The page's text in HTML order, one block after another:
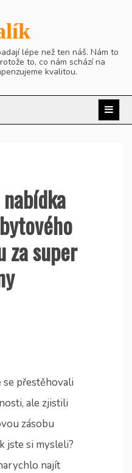
lépe než ten náš. Nám to
to, co nám schází na
kvalitou.
super
se přestěhovali
ale zjistili
zásobu
jste si mysleli?
najít